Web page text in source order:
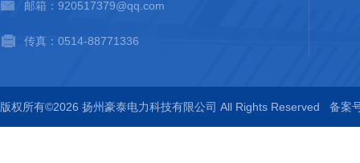
邮箱：920517379@qq.com
传真：0514-88771336
版权所有©2026 扬州豪泰电力科技有限公司 All Rights Reserved 备案